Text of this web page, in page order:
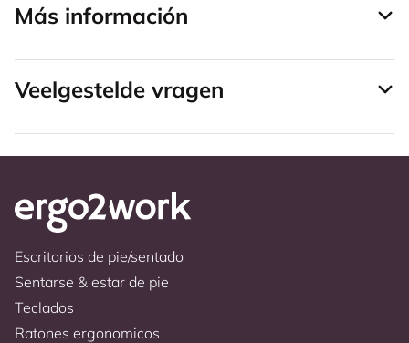
Más información
Veelgestelde vragen
Escritorios de pie/sentado
Sentarse & estar de pie
Teclados
Ratones ergonomicos